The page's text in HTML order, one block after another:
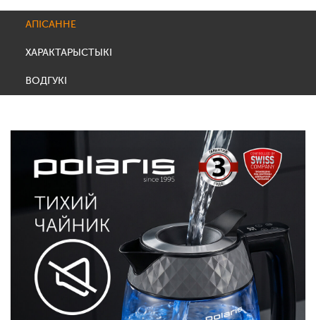
АПІСАННЕ
ХАРАКТАРЫСТЫКІ
ВОДГУКІ